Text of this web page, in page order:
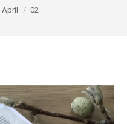
hier:
April 02